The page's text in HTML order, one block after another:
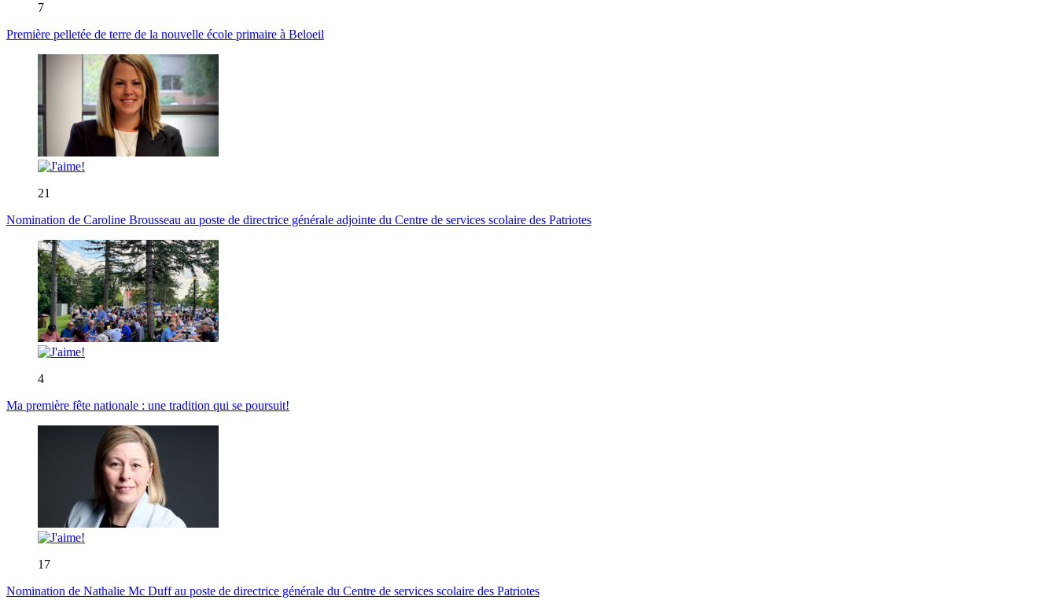
7
Première pelletée de terre de la nouvelle école primaire à Beloeil
21
Nomination de Caroline Brousseau au poste de directrice générale adjointe du Centre de services scolaire des Patriotes
4
Ma première fête nationale : une tradition qui se poursuit!
17
Nomination de Nathalie Mc Duff au poste de directrice générale du Centre de services scolaire des Patriotes